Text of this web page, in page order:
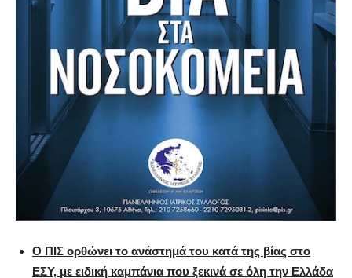
Ο ΠΙΣ ορθώνει το ανάστημά του κατά της βίας στο
ΕΣΥ, με ειδική καμπάνια που ξεκινά σε όλη την Ελλάδα